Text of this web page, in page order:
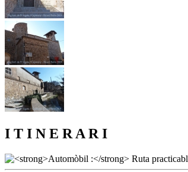
I T I N E R A R I